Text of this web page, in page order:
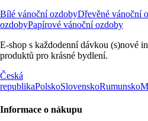
Bílé vánoční ozdobyDřevěné vánoční
ozdobyPapírové vánoční ozdoby
E-shop s každodenní dávkou (s)nové
produktů pro krásné bydlení.
Česká
republikaPolskoSlovenskoRumunsko
Informace o nákupu